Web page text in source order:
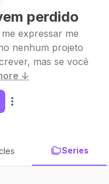
perdido
expressar me
nenhum projeto
mas se você
↓
Series